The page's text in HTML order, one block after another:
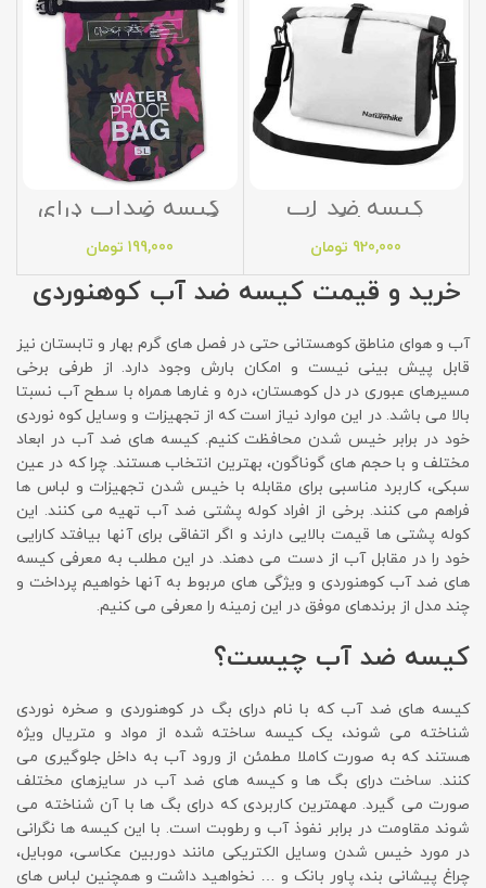
کیسه ضد آب
نیچرهایک کد
NH19SB005
920,000 تومان
کیسه ضدآب درای
بگ چریکی dry bag
199,000 تومان
خرید و قیمت کیسه ضد آب کوهنوردی
آب و هوای مناطق کوهستانی حتی در فصل های گرم بهار و تابستان نیز
قابل پیش بینی نیست و امکان بارش وجود دارد. از طرفی برخی
مسیرهای عبوری در دل کوهستان، دره و غارها همراه با سطح آب نسبتا
بالا می باشد. در این موارد نیاز است که از تجهیزات و وسایل کوه نوردی
خود در برابر خیس شدن محافظت کنیم. کیسه های ضد آب در ابعاد
مختلف و با حجم های گوناگون، بهترین انتخاب هستند. چرا که در عین
سبکی، کاربرد مناسبی برای مقابله با خیس شدن تجهیزات و لباس ها
فراهم می کنند. برخی از افراد کوله پشتی ضد آب تهیه می کنند. این
کوله پشتی ها قیمت بالایی دارند و اگر اتفاقی برای آنها بیافتد کارایی
خود را در مقابل آب از دست می دهند. در این مطلب به معرفی کیسه
های ضد آب کوهنوردی و ویژگی های مربوط به آنها خواهیم پرداخت و
چند مدل از برندهای موفق در این زمینه را معرفی می کنیم.
کیسه ضد آب چیست؟
کیسه های ضد آب که با نام درای بگ در کوهنوردی و صخره نوردی
شناخته می شوند، یک کیسه ساخته شده از مواد و متریال ویژه
هستند که به صورت کاملا مطمئن از ورود آب به داخل جلوگیری می
کنند. ساخت درای بگ ها و کیسه های ضد آب در سایزهای مختلف
صورت می گیرد. مهمترین کاربردی که درای بگ ها با آن شناخته می
شوند مقاومت در برابر نفوذ آب و رطوبت است. با این کیسه ها نگرانی
در مورد خیس شدن وسایل الکتریکی مانند دوربین عکاسی، موبایل،
چراغ پیشانی بند، پاور بانک و … نخواهید داشت و همچنین لباس های